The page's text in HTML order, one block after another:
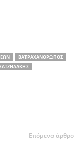
ΒΑΤΡΑΧΆΝΘΡΩΠΟΣ
Επόμενο άρθρο